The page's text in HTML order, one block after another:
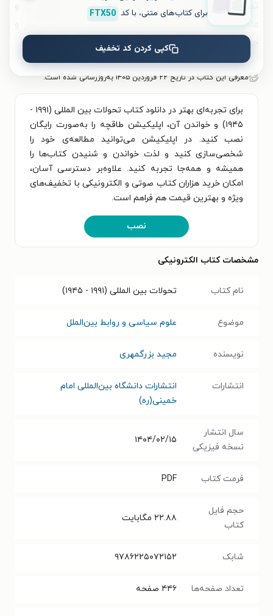
تصویری، خلق فرهنگ هالیوودی و ایجاد مراکز پژوهشی و
علمی و جذب نخبگان سایر ملل، به‌عنوان قدرتی نوظهور و
جوان در نظام جهانی ظهور فراگیر پیدا کرد.»
معرفی این کتاب در تاریخ ۲۲ فروردین ۱۴۰۵ به‌روزرسانی شده است.
برای تجربه‌ای بهتر در دانلود کتاب تحولات بین المللی (۱۹۹۱ -
۱۹۴۵) و خواندن آن، اپلیکیشن طاقچه را به‌صورت رایگان
نصب کنید. در اپلیکیشن می‌توانید مطالعه‌ی خود را
شخصی‌سازی کنید و لذت خواندن و شنیدن کتاب‌ها را
همیشه و همه‌جا تجربه کنید. علاوه‌بر دسترسی آسان،
امکان خرید هزاران کتاب صوتی و الکترونیکی با تخفیف‌های
ویژه و بهترین قیمت هم فراهم است.
نصب
مشخصات کتاب الکترونیکی
نام کتاب تحولات بین المللی (۱۹۹۱ - ۱۹۴۵)
موضوع علوم سیاسی و روابط بین‌الملل
نویسنده مجید بزرگمهری
انتشارات
انتشارات دانشگاه بین‌المللی امام
خمینی(ره)
سال انتشار
نسخه فیزیکی
۱۴۰۴/۰۲/۱۵
فرمت کتاب PDF
حجم فایل
کتاب
۲۲.۸۸ مگابایت
شابک ۹۷۸۶۲۲۵۰۷۲۱۵۲
تعداد صفحه‌ها ۴۴۶ صفحه
برای کتاب‌های متنی، با کد FTX50
کپی کردن کد تخفیف